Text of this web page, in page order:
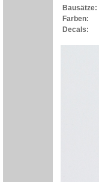
Bausätze:
Farben:
Decals: